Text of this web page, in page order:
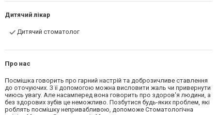
Дитячий лікар
Дитячий стоматолог
Про нас
Посмішка говорить про гарний настрій та доброзичливе ставлення
до оточуючих. З її допомогою можна висловити жаль чи привернути
чиюсь увагу. Але насамперед вона говорить про здоров'я людини, а
без здорових зубів це неможливо. Позбутися будь-яких проблем, які
роблять посмішку непривабливою, допоможе Стоматологічна